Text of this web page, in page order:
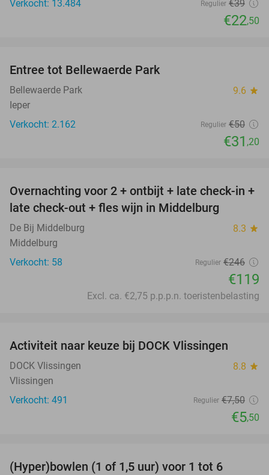
Verkocht: 13.484 Regulier €39
€22,50
Entree tot Bellewaerde Park
Bellewaerde Park 9.6 star
Ieper
Verkocht: 2.162
Regulier €50
€31 ,20
52%
Overnachting voor 2 + ontbijt + late check-in +
late check-out + fles wijn in Middelburg
De Bij Middelburg 8.3 star
Middelburg
Verkocht: 58
Regulier €246
€119
Excl. ca. €2,75 p.p.p.n. toeristenbelasting
Activiteit naar keuze bij DOCK Vlissingen
DOCK Vlissingen 8.8 star
Vlissingen
Verkocht: 491
Regulier €7,50
€5,50
(Hyper)bowlen (1 of 1,5 uur) voor 1 tot 6